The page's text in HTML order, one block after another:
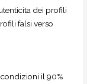
dei profili
falsi verso
il 90%